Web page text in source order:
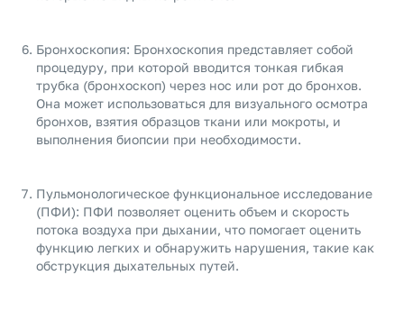
Бронхоскопия: Бронхоскопия представляет собой
процедуру, при которой вводится тонкая гибкая
трубка (бронхоскоп) через нос или рот до бронхов.
Она может использоваться для визуального осмотра
бронхов, взятия образцов ткани или мокроты, и
выполнения биопсии при необходимости.
Пульмонологическое функциональное исследование
(ПФИ): ПФИ позволяет оценить объем и скорость
потока воздуха при дыхании, что помогает оценить
функцию легких и обнаружить нарушения, такие как
обструкция дыхательных путей.